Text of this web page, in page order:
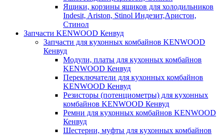
Ящики, корзины ящиков для холодильников
Indesit, Ariston, Stinol Индезит,Аристон,
Стинол
Запчасти KENWOOD Кенвуд
Запчасти для кухонных комбайнов KENWOOD
Кенвуд
Модули, платы для кухонных комбайнов
KENWOOD Кенвуд
Переключатели для кухонных комбайнов
KENWOOD Кенвуд
Резисторы (потенциометры) для кухонных
комбайнов KENWOOD Кенвуд
Ремни для кухонных комбайнов KENWOOD
Кенвуд
Шестерни, муфты для кухонных комбайнов